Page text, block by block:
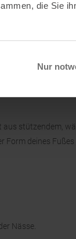
die Sie
Nur
17°) und Flex des
Skifahren.
Flexverhalten.
aus stützendem,
Form deines
Nässe.